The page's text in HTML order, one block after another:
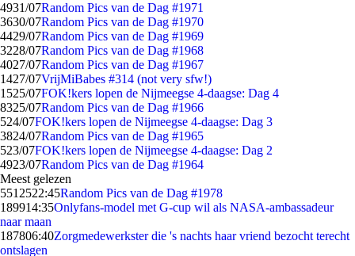
4931/07Random Pics van de Dag #1971
3630/07Random Pics van de Dag #1970
4429/07Random Pics van de Dag #1969
3228/07Random Pics van de Dag #1968
4027/07Random Pics van de Dag #1967
1427/07VrijMiBabes #314 (not very sfw!)
1525/07FOK!kers lopen de Nijmeegse 4-daagse: Dag 4
8325/07Random Pics van de Dag #1966
524/07FOK!kers lopen de Nijmeegse 4-daagse: Dag 3
3824/07Random Pics van de Dag #1965
523/07FOK!kers lopen de Nijmeegse 4-daagse: Dag 2
4923/07Random Pics van de Dag #1964
Meest gelezen
5512522:45Random Pics van de Dag #1978
189914:35Onlyfans-model met G-cup wil als NASA-ambassadeur
naar maan
187806:40Zorgmedewerkster die 's nachts haar vriend bezocht terecht
ontslagen